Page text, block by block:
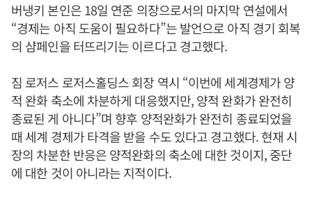
버냉키 본인은 18일 연준 의장으로서의 마지막 연설에서
“경제는 아직 도움이 필요하다”는 발언으로 아직 경기 회복
의 샴페인을 터뜨리기는 이르다고 경고했다.
짐 로저스 로저스홀딩스 회장 역시 “이번에 세계경제가 양
적 완화 축소에 차분하게 대응했지만, 양적 완화가 완전히
종료된 게 아니다”며 향후 양적완화가 완전히 종료되었을
때 세계 경제가 타격을 받을 수도 있다고 경고했다. 현재 시
장의 차분한 반응은 양적완화의 축소에 대한 것이지, 중단
에 대한 것이 아니라는 지적이다.